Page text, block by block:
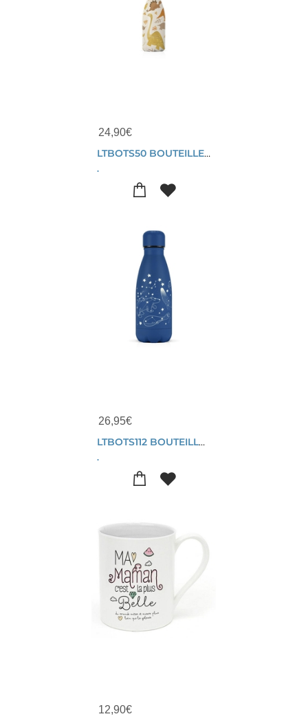
24,90€
LTBOTS50 BOUTEILLE METAL 260ML DINO
.
26,95€
LTBOTS112 BOUTEILLE METAL 260 ML CONSTELLATION PHOSPHORESCENT
.
12,90€